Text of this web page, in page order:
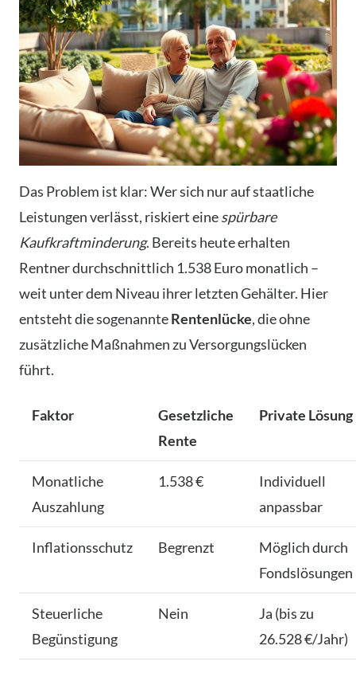
Das Problem ist klar: Wer sich nur auf staatliche
Leistungen verlässt, riskiert einespürbare
Kaufkraftminderung. Bereits heute erhalten
Rentner durchschnittlich 1.538 Euro monatlich –
weit unter dem Niveau ihrer letzten Gehälter. Hier
entsteht die sogenannteRentenlücke, die ohne
zusätzliche Maßnahmen zu Versorgungslücken
führt.
Faktor
Gesetzliche
Rente
Private Lösung
Monatliche
Auszahlung
1.538 €
Individuell
anpassbar
Inflationsschutz Begrenzt
Möglich durch
Fondslösungen
Steuerliche
Begünstigung
Nein
Ja (bis zu
26.528 €/Jahr)